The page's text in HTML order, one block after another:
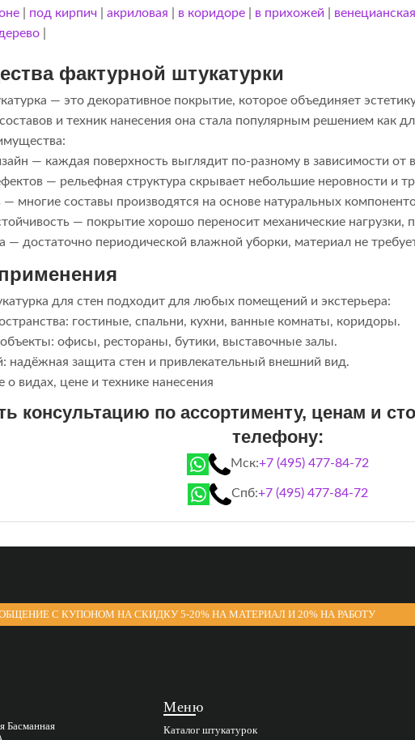
| под кирпич акриловая в коридоре| в прихожей венецианская
|
фактурной штукатурки
— это декоративное покрытие, которое объединяет
и техник нанесения она стала популярным решением как
— каждая поверхность выглядит по-разному в зависимости от
— рельефная структура скрывает небольшие неровности и
— многие составы производятся на основе натуральных
— покрытие хорошо переносит механические
— достаточно периодической влажной уборки, материал не
для стен подходит для любых помещений и экстерьера:
гостиные, спальни, кухни, ванные комнаты, коридоры.
офисы, рестораны, бутики, выставочные залы.
надёжная защита стен и привлекательный внешний вид.
видах, цене и технике нанесения
консультацию по ассортименту, ценам и
телефону:
Мск:+7 (495) 477-84-72
Спб:+7 (495) 477-84-72
С КУПОНОМ НА СКИДКУ 5-20% НА МАТЕРИАЛ И 20% НА РАБОТУ
Басманная
Меню
Каталог штукатурок